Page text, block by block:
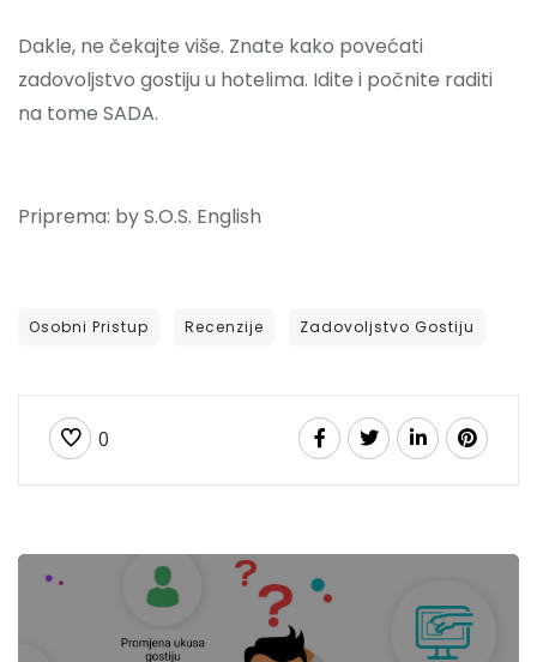
Dakle, ne čekajte više. Znate kako povećati
zadovoljstvo gostiju u hotelima. Idite i počnite raditi
na tome SADA.
Priprema: by S.O.S. English
Osobni Pristup Recenzije Zadovoljstvo Gostiju
0